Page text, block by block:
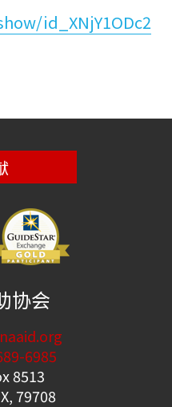
id_XNjY1ODc2
协会
6985
8513
79708